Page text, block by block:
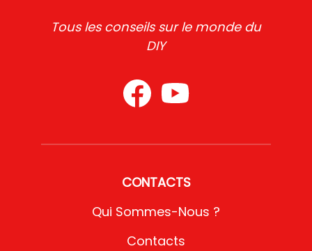
Tous les conseils sur le monde du
DIY
CONTACTS
Qui Sommes-Nous ?
Contacts